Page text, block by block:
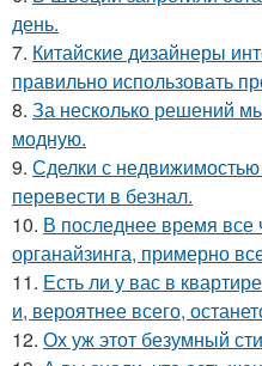
день.
7. Китайские дизайнеры
правильно использовать
8. За несколько решений
модную.
9. Сделки с
перевести в безнал.
10. В последнее время все
органайзинга, примерно
11. Есть ли у вас в
и, вероятнее всего,
12. Ох уж этот безумный